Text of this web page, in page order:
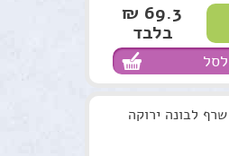
69.3 ₪
בלבד
שרף לבונה ירוקה